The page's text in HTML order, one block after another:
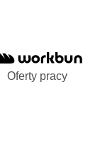
Oferty pracy